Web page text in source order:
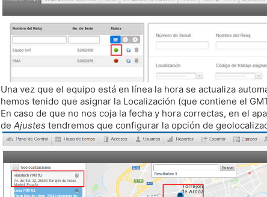
Una vez que el equipo está en línea la hora se actualiza
hemos tenido que asignar la Localización (que contiene el
En caso de que no nos coja la fecha y hora correctas, en el
de Ajustes tendremos que configurar la opción de